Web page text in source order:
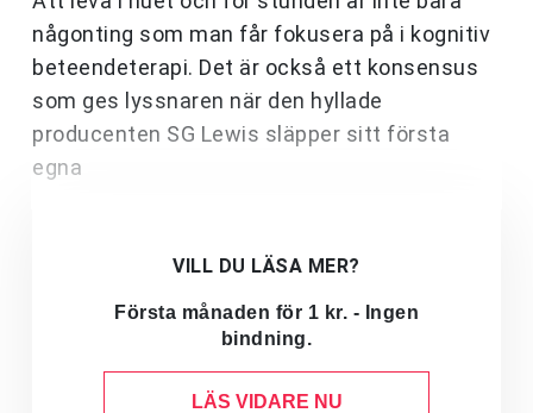
någonting som man får fokusera på i kognitiv
beteendeterapi. Det är också ett konsensus
som ges lyssnaren när den hyllade
producenten SG Lewis släpper sitt första
egna
VILL DU LÄSA MER?
Första månaden för 1 kr. - Ingen
bindning.
LÄS VIDARE NU